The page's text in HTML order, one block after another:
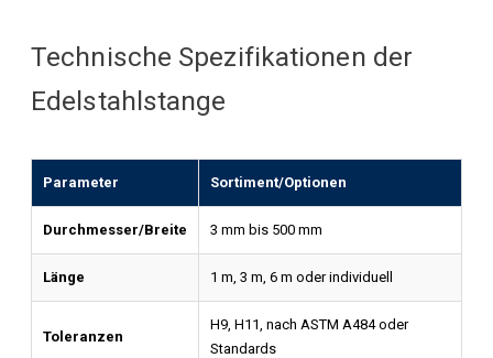
Technische Spezifikationen der
Edelstahlstange
Parameter Sortiment/Optionen
Durchmesser/Breite 3 mm bis 500 mm
Länge 1 m, 3 m, 6 m oder individuell
Toleranzen
H9, H11, nach ASTM A484 oder
Standards